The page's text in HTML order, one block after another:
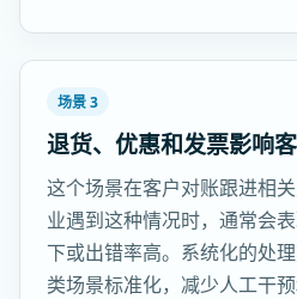
场景 3
退货、优惠和发票影响
这个场景在客户对账跟进相
业遇到这种情况时，通常会
下或出错率高。系统化的处
类场景标准化，减少人工干预